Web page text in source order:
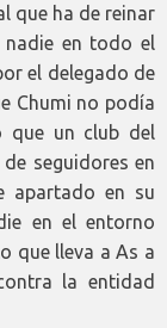
que ha de reinar
nadie en todo el
el delegado de
Chumi no podía
que un club del
seguidores en
apartado en su
en el entorno
que lleva a As a
la entidad